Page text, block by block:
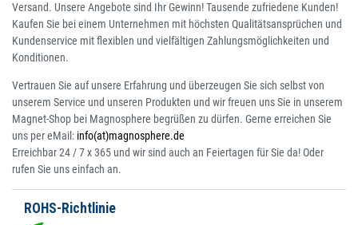
Versand. Unsere Angebote sind Ihr Gewinn! Tausende zufriedene Kunden!
Kaufen Sie bei einem Unternehmen mit höchsten Qualitätsansprüchen und
Kundenservice mit flexiblen und vielfältigen Zahlungsmöglichkeiten und
Konditionen.
Vertrauen Sie auf unsere Erfahrung und überzeugen Sie sich selbst von
unserem Service und unseren Produkten und wir freuen uns Sie in unserem
Magnet-Shop bei Magnosphere begrüßen zu dürfen. Gerne erreichen Sie
uns per eMail: info(at)magnosphere.de
Erreichbar 24 / 7 x 365 und wir sind auch an Feiertagen für Sie da! Oder
rufen Sie uns einfach an.
ROHS-Richtlinie